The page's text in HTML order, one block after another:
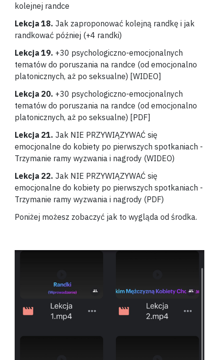
kolejnej randce
Lekcja 18. Jak zaproponować kolejną randkę i jak
randkować później (+4 randki)
Lekcja 19. +30 psychologiczno-emocjonalnych
tematów do poruszania na randce (od emocjonalno
platonicznych, aż po seksualne) [WIDEO]
Lekcja 20. +30 psychologiczno-emocjonalnych
tematów do poruszania na randce (od emocjonalno
platonicznych, aż po seksualne) [PDF]
Lekcja 21. Jak NIE PRZYWIĄZYWAĆ się
emocjonalne do kobiety po pierwszych spotkaniach -
Trzymanie ramy wyzwania i nagrody (WIDEO)
Lekcja 22. Jak NIE PRZYWIĄZYWAĆ się
emocjonalne do kobiety po pierwszych spotkaniach -
Trzymanie ramy wyzwania i nagrody (PDF)
Poniżej możesz zobaczyć jak to wygląda od środka.